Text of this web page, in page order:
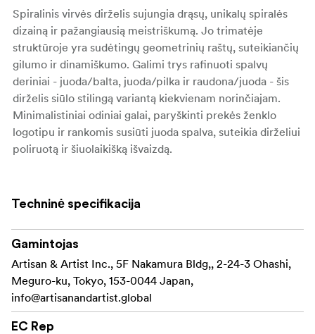
Spiralinis virvės dirželis sujungia drąsų, unikalų spiralės
dizainą ir pažangiausią meistriškumą. Jo trimatėje
struktūroje yra sudėtingų geometrinių raštų, suteikiančių
gilumo ir dinamiškumo. Galimi trys rafinuoti spalvų
deriniai - juoda/balta, juoda/pilka ir raudona/juoda - šis
dirželis siūlo stilingą variantą kiekvienam norinčiajam.
Minimalistiniai odiniai galai, paryškinti prekės ženklo
logotipu ir rankomis susiūti juoda spalva, suteikia dirželiui
poliruotą ir šiuolaikišką išvaizdą.
tiek elastingą virvelę, kuri užtikrina saugų ir patogų
dėvėjimąsi, sumažindama kaklo ir pečių apkrovą net ir
ilgesnio naudojimo metu. ACAM-707, kurio ilgis 980 mm,
sukurtas taip, kad jį būtų patogu nešioti ant kaklo, todėl
jis lanksčiai prisitaiko prie jūsų asmeninio stiliaus ir
poreikių.
Daugiau nei tik dirželis
Techninė specifikacija
Gamintojas
Artisan & Artist Inc., 5F Nakamura Bldg,, 2-24-3 Ohashi,
Meguro-ku, Tokyo, 153-0044 Japan,
info@artisanandartist.global
EC Rep